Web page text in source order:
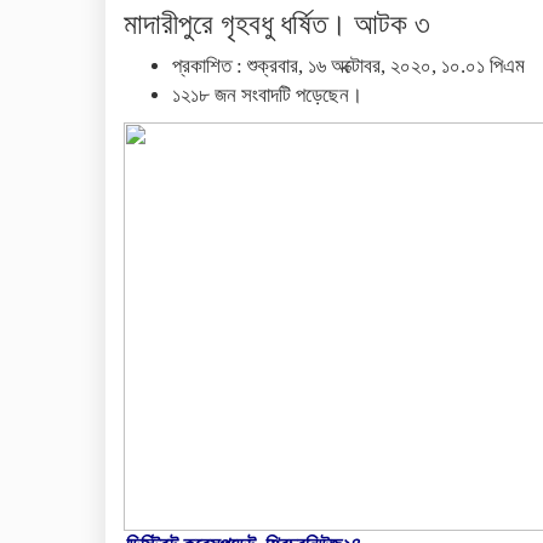
মাদারীপুরে গৃহবধু ধর্ষিত। আটক ৩
প্রকাশিত : শুক্রবার, ১৬ অক্টোবর, ২০২০, ১০.০১ পিএম
১২১৮ জন সংবাদটি পড়েছেন।